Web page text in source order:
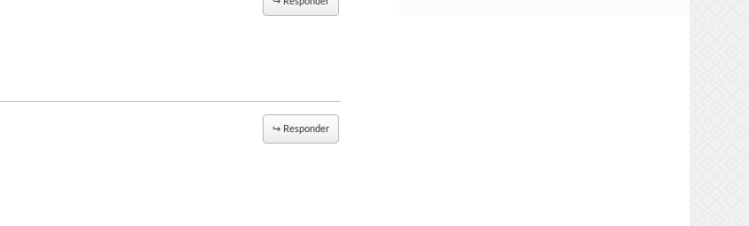
↪ Responder